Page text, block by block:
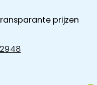
prijzen